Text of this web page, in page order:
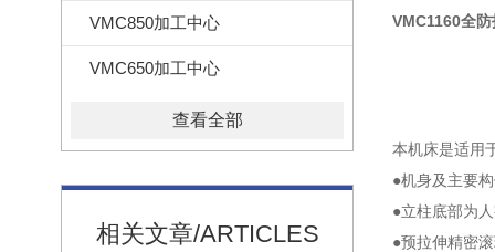
VMC850加工中心
VMC650加工中心
查看全部
相关文章/ARTICLES
VMC1160全
本机床是适用
●机身及主要
●立柱底部为
●预拉伸精密